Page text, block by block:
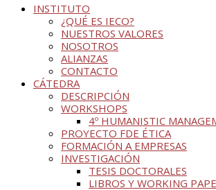
INSTITUTO
¿QUÉ ES IECO?
NUESTROS VALORES
NOSOTROS
ALIANZAS
CONTACTO
CÁTEDRA
DESCRIPCIÓN
WORKSHOPS
4º HUMANISTIC
PROYECTO FDE ÉTICA
FORMACIÓN A EMPRESAS
INVESTIGACIÓN
TESIS DOCTORALES
LIBROS Y WORKING